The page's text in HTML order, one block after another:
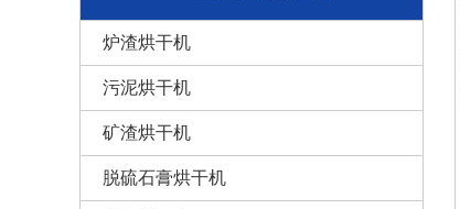
炉渣烘干机
污泥烘干机
矿渣烘干机
脱硫石膏烘干机